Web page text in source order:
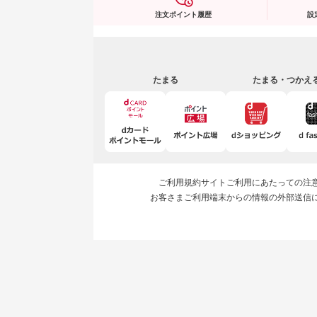
注文ポイント履歴 設
たまる たまる・つかえ
ご利用規約サイトご利用にあたっての注
お客さまご利用端末からの情報の外部送信